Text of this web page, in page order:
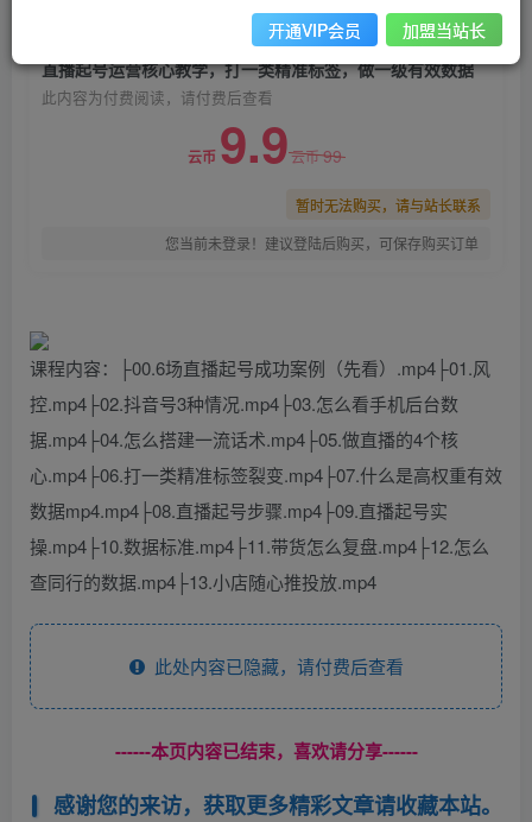
直播起号运营核心教学，打一类精准标签，做一级有效数据
此内容为付费阅读，请付费后查看
云币 9.9云币99
暂时无法购买，请与站长联系
您当前未登录！建议登陆后购买，可保存购买订单
课程内容：├00.6场直播起号成功案例（先看）.mp4├01.风
控.mp4├02.抖音号3种情况.mp4├03.怎么看手机后台数
据.mp4├04.怎么搭建一流话术.mp4├05.做直播的4个核
心.mp4├06.打一类精准标签裂变.mp4├07.什么是高权重有效
数据mp4.mp4├08.直播起号步骤.mp4├09.直播起号实
操.mp4├10.数据标准.mp4├11.带货怎么复盘.mp4├12.怎么
查同行的数据.mp4├13.小店随心推投放.mp4
此处内容已隐藏，请付费后查看
------本页内容已结束，喜欢请分享------
感谢您的来访，获取更多精彩文章请收藏本站。
开通VIP会员 加盟当站长